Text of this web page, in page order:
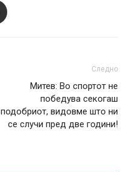
Следно
Митев: Во спортот не
победува секогаш
подобриот, видовме што ни
се случи пред две години!